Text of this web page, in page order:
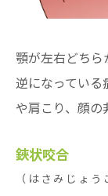
顎が左右どち
逆になっている
や肩こり、顔の
鋏状咬合
（はさみじょう